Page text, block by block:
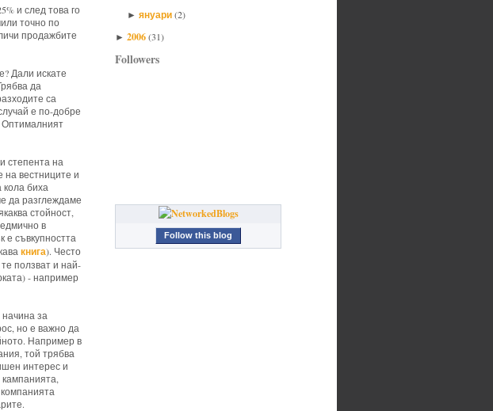
и след това го
точно по
продажбите
Дали искате
да
са
е по-добре
Оптималният
степента на
на вестниците и
биха
да разглеждаме
стойност,
в
е съвкупността
книга). Често
те ползват и най-
- например
за
но е важно да
Например в
той трябва
интерес и
► януари(2)
► 2006(31)
Followers
Follow this blog